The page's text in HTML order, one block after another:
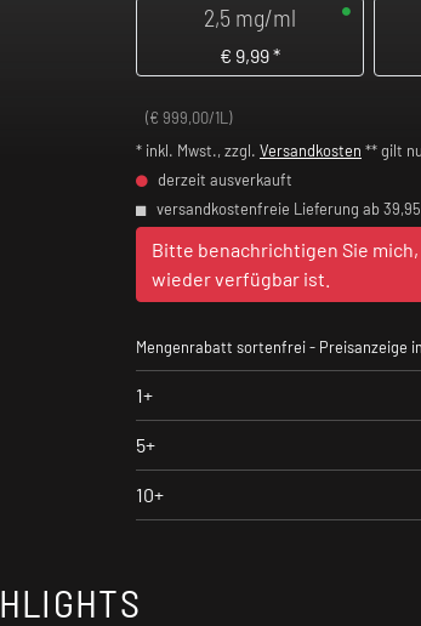
2,5 mg/ml
€ 9,99*
(€ 999,00/1L)
* inkl. Mwst., zzgl. Versandkosten ** gilt
derzeit ausverkauft
versandkostenfreie Lieferung ab
Bitte benachrichtigen Sie
wieder verfügbar ist.
Mengenrabatt sortenfrei - Preisanzeige
1+
5+
10+